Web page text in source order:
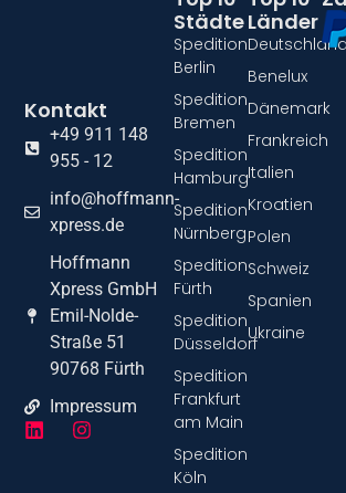
Kontakt
+49 911 148
955 - 12
info@hoffmann-
xpress.de
Hoffmann
Xpress GmbH
Emil-Nolde-
Straße 51
90768 Fürth
Impressum
Länder
Deutschland
Benelux
Dänemark
Frankreich
Italien
Kroatien
Polen
Schweiz
Spanien
Ukraine
Städte
Spedition
Berlin
Spedition
Bremen
Spedition
Hamburg
Spedition
Nürnberg
Spedition
Fürth
Spedition
Düsseldorf
Spedition
Frankfurt
am Main
Spedition
Köln